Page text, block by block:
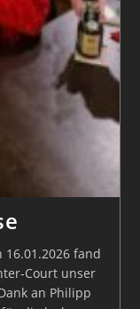
16.01.2026 fand
Court unser
an Philipp